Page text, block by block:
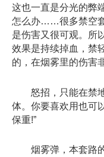
这也一直是分光的弊
怎么办……很多禁空
是伤害又很可观。
效果是持续掉血，禁
的，在烟雾里的伤害
怒招，只能在禁地
体。你要喜欢用也可
保重!”
烟雾弹，本套路的